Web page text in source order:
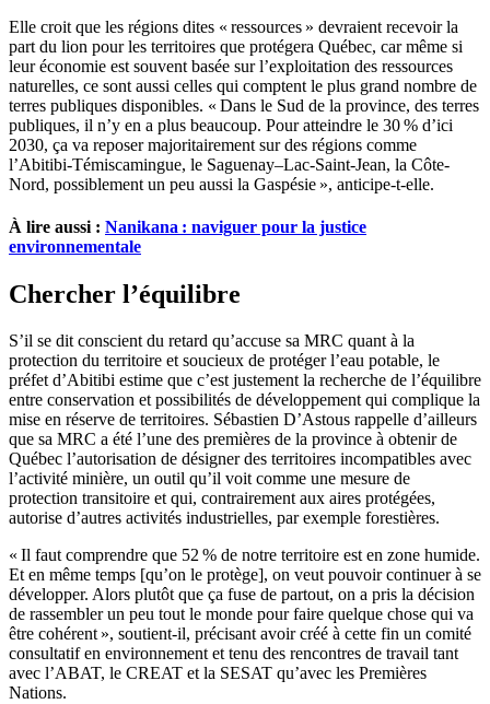
Elle croit que les régions dites « ressources » devraient recevoir la
part du lion pour les territoires que protégera Québec, car même si
leur économie est souvent basée sur l’exploitation des ressources
naturelles, ce sont aussi celles qui comptent le plus grand nombre de
terres publiques disponibles. « Dans le Sud de la province, des terres
publiques, il n’y en a plus beaucoup. Pour atteindre le 30 % d’ici
2030, ça va reposer majoritairement sur des régions comme
l’Abitibi-Témiscamingue, le Saguenay–Lac-Saint-Jean, la Côte-
Nord, possiblement un peu aussi la Gaspésie », anticipe-t-elle.
À lire aussi : Nanikana : naviguer pour la justice
environnementale
Chercher l’équilibre
S’il se dit conscient du retard qu’accuse sa MRC quant à la
protection du territoire et soucieux de protéger l’eau potable, le
préfet d’Abitibi estime que c’est justement la recherche de l’équilibre
entre conservation et possibilités de développement qui complique la
mise en réserve de territoires. Sébastien D’Astous rappelle d’ailleurs
que sa MRC a été l’une des premières de la province à obtenir de
Québec l’autorisation de désigner des territoires incompatibles avec
l’activité minière, un outil qu’il voit comme une mesure de
protection transitoire et qui, contrairement aux aires protégées,
autorise d’autres activités industrielles, par exemple forestières.
« Il faut comprendre que 52 % de notre territoire est en zone humide.
Et en même temps [qu’on le protège], on veut pouvoir continuer à se
développer. Alors plutôt que ça fuse de partout, on a pris la décision
de rassembler un peu tout le monde pour faire quelque chose qui va
être cohérent », soutient-il, précisant avoir créé à cette fin un comité
consultatif en environnement et tenu des rencontres de travail tant
avec l’ABAT, le CREAT et la SESAT qu’avec les Premières
Nations.